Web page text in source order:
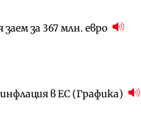
за 367 млн. евро
в ЕС (Графика)
Italy
Русе – Велико
може да бъдат
да се охлажда (Графика)